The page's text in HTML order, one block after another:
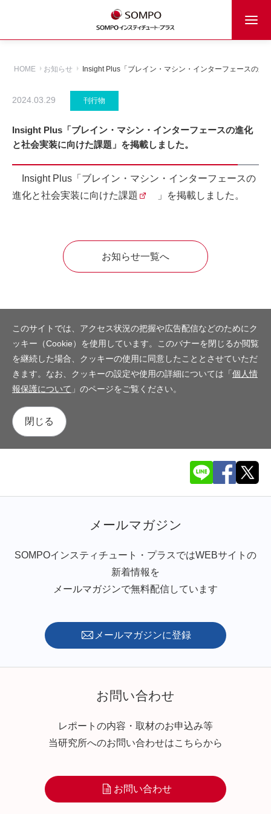
HOME お知らせ Insight Plus「ブレイン・マシン・インターフェースの進
2024.03.29 刊行物
Insight Plus「ブレイン・マシン・インターフェースの進化
と社会実装に向けた課題」を掲載しました。
Insight Plus「 ブレイン・マシン・インターフェースの
進化と社会実装に向けた課題
」を掲載しました。
お知らせ一覧へ
このサイトでは、アクセス状況の把握や広告配信などのためにク
ッキー（Cookie）を使用しています。このバナーを閉じるか閲覧
を継続した場合、クッキーの使用に同意したこととさせていただ
きます。なお、クッキーの設定や使用の詳細については「個人情
報保護について 」のページをご覧ください。
閉じる
メールマガジン
SOMPOインスティチュート・プラスではWEBサイトの
新着情報を
メールマガジンで無料配信しています
メールマガジンに登録
お問い合わせ
レポートの内容・取材のお申込み等
当研究所へのお問い合わせはこちらから
お問い合わせ